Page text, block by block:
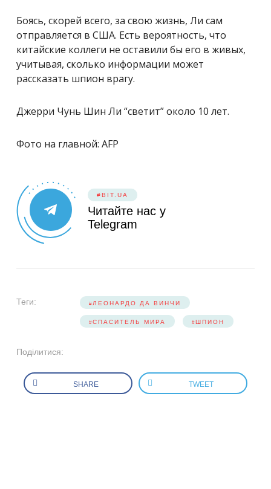
Боясь, скорей всего, за свою жизнь, Ли сам
отправляется в США. Есть вероятность, что
китайские коллеги не оставили бы его в живых,
учитывая, сколько информации может
рассказать шпион врагу.
Джерри Чунь Шин Ли “светит” около 10 лет.
Фото на главной: AFP
#BIT.UA
Читайте нас у
Telegram
Теги: ЛЕОНАРДО ДА ВИНЧИ
СПАСИТЕЛЬ МИРА ШПИОН
Поділитися:
SHARE TWEET